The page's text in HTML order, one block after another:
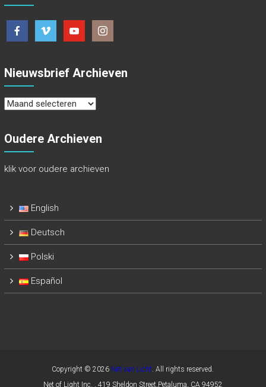
Nieuwsbrief Archieven
Nieuwsbrief
Oudere Archieven
klik voor oudere archieven
English
Deutsch
Polski
Español
Copyright © 2026 Net van Licht. All rights reserved.
Net of Light Inc. , 419 Sheldon Street,Petaluma, CA 94952